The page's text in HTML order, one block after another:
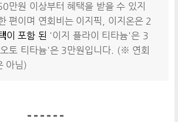
만원 이상부터 혜택을 받을 수 있지
편이며 연회비는 이지픽, 이지온은 2
이 포함 된 '이지 플라이 티타늄'은 3
토 티타늄'은 3만원입니다. (※ 연회
아님)